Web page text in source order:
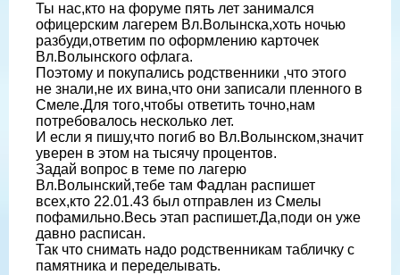
Ты нас,кто на форуме пять лет занимался
офицерским лагерем Вл.Волынска,хоть ночью
разбуди,ответим по оформлению карточек
Вл.Волынского офлага.
Поэтому и покупались родственники ,что этого
не знали,не их вина,что они записали пленного в
Смеле.Для того,чтобы ответить точно,нам
потребовалось несколько лет.
И если я пишу,что погиб во Вл.Волынском,значит
уверен в этом на тысячу процентов.
Задай вопрос в теме по лагерю
Вл.Волынский,тебе там Фадлан распишет
всех,кто 22.01.43 был отправлен из Смелы
пофамильно.Весь этап распишет.Да,поди он уже
давно расписан.
Так что снимать надо родственникам табличку с
памятника и переделывать.